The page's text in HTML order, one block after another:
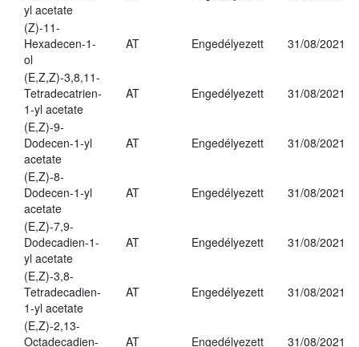
yl acetate
(Z)-11-
Hexadecen-1-
ol
AT Engedélyezett 31/08/2021
(E,Z,Z)-3,8,11-
Tetradecatrien-
1-yl acetate
AT Engedélyezett 31/08/2021
(E,Z)-9-
Dodecen-1-yl
acetate
AT Engedélyezett 31/08/2021
(E,Z)-8-
Dodecen-1-yl
acetate
AT Engedélyezett 31/08/2021
(E,Z)-7,9-
Dodecadien-1-
yl acetate
AT Engedélyezett 31/08/2021
(E,Z)-3,8-
Tetradecadien-
1-yl acetate
AT Engedélyezett 31/08/2021
(E,Z)-2,13-
Octadecadien-
AT Engedélyezett 31/08/2021